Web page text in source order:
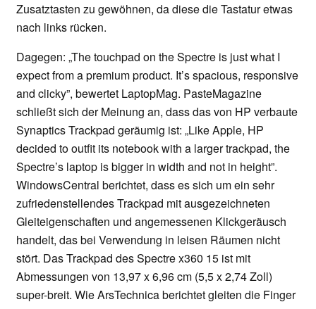
Zusatztasten zu gewöhnen, da diese die Tastatur etwas
nach links rücken.
Dagegen: „The touchpad on the Spectre is just what I
expect from a premium product. It’s spacious, responsive
and clicky”, bewertet LaptopMag. PasteMagazine
schließt sich der Meinung an, dass das von HP verbaute
Synaptics Trackpad geräumig ist: „Like Apple, HP
decided to outfit its notebook with a larger trackpad, the
Spectre’s laptop is bigger in width and not in height”.
WindowsCentral berichtet, dass es sich um ein sehr
zufriedenstellendes Trackpad mit ausgezeichneten
Gleiteigenschaften und angemessenen Klickgeräusch
handelt, das bei Verwendung in leisen Räumen nicht
stört. Das Trackpad des Spectre x360 15 ist mit
Abmessungen von 13,97 x 6,96 cm (5,5 x 2,74 Zoll)
super-breit. Wie ArsTechnica berichtet gleiten die Finger